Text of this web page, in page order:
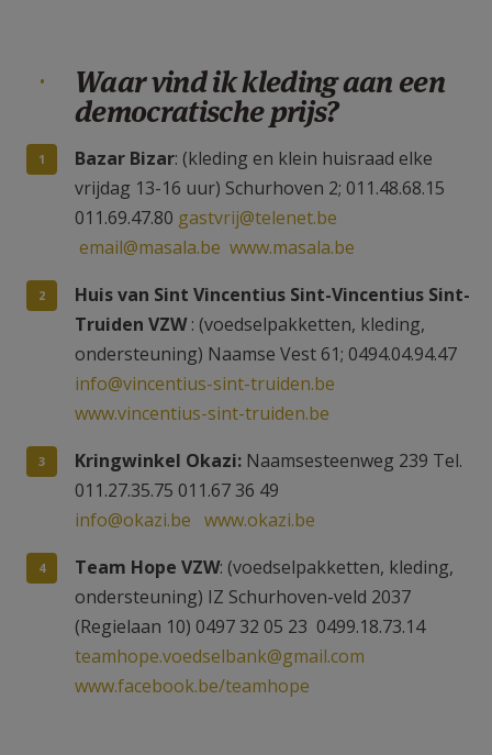
Waar vind ik kleding aan een
democratische prijs?
Bazar Bizar: (kleding en klein huisraad elke
vrijdag 13-16 uur) Schurhoven 2; 011.48.68.15
011.69.47.80 gastvrij@telenet.be
email@masala.be www.masala.be
Huis van Sint Vincentius Sint-Vincentius Sint-
Truiden VZW: (voedselpakketten, kleding,
ondersteuning) Naamse Vest 61; 0494.04.94.47
info@vincentius-sint-truiden.be
www.vincentius-sint-truiden.be
Kringwinkel Okazi: Naamsesteenweg 239 Tel.
011.27.35.75 011.67 36 49
info@okazi.be www.okazi.be
Team Hope VZW: (voedselpakketten, kleding,
ondersteuning) IZ Schurhoven-veld 2037
(Regielaan 10) 0497 32 05 23 0499.18.73.14
teamhope.voedselbank@gmail.com
www.facebook.be/teamhope